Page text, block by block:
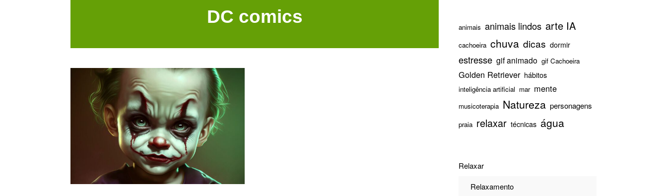
DC comics
animais animais lindos arte IA
cachoeira chuva dicas dormir
estresse gif animado gif Cachoeira
Golden Retriever hábitos
inteligência artificial mar mente
musicoterapia Natureza personagens
praia relaxar técnicas água
Relaxar
Relaxamento